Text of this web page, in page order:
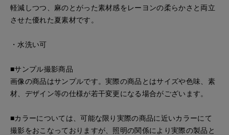
軽減しつつ、麻のとがった素材感をレーヨンの柔らかさと両立
させた優れた夏素材です。
・水洗い可
■サンプル撮影商品
画像の商品はサンプルです。実際の商品とはサイズや色味、素
材、デザイン等の仕様が若干変更になる場合がございます。
■カラーについては、可能な限り実際の商品に近いカラーにて
撮影をおこなっておりますが、照明の関係により実際の製品と